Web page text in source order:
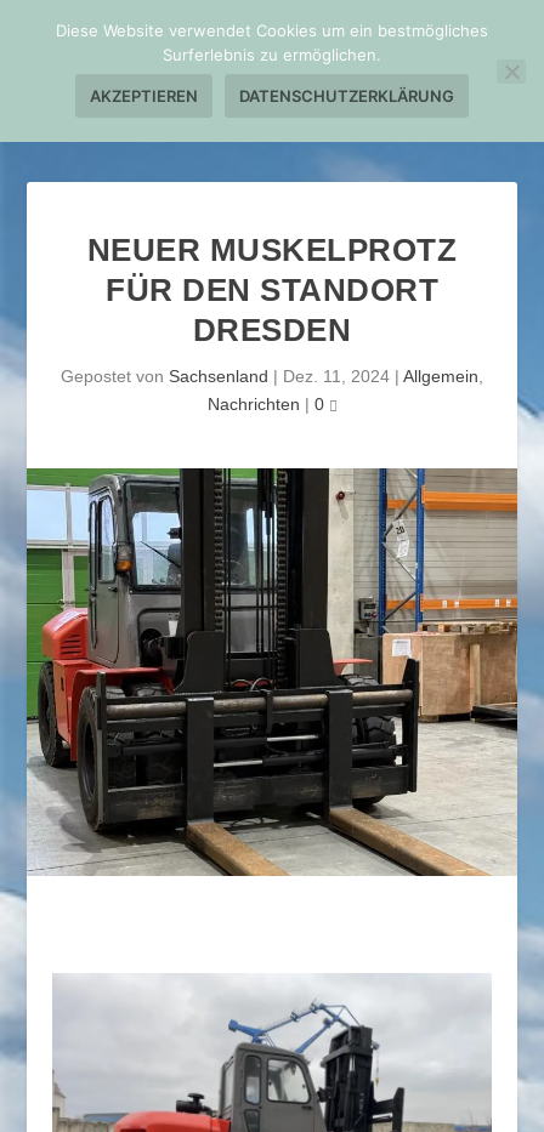
NEUER MUSKELPROTZ
FÜR DEN STANDORT
DRESDEN
Gepostet von Sachsenland | Dez. 11, 2024 | Allgemein
Nachrichten | 0
Diese Website verwendet Cookies um ein bestmögliches
Surferlebnis zu ermöglichen.
AKZEPTIEREN DATENSCHUTZERKLÄRUNG